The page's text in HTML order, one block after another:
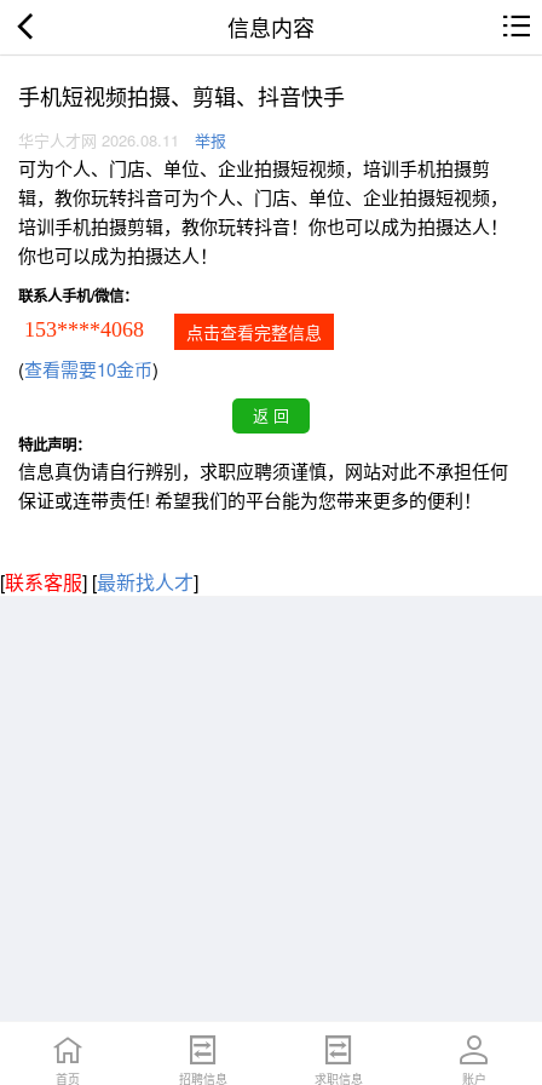
信息内容
手机短视频拍摄、剪辑、抖音快手
华宁人才网 2026.08.11 举报
可为个人、门店、单位、企业拍摄短视频，培训手机拍摄剪
辑，教你玩转抖音可为个人、门店、单位、企业拍摄短视频，
培训手机拍摄剪辑，教你玩转抖音！你也可以成为拍摄达人！
你也可以成为拍摄达人！
联系人手机/微信：
153****4068 点击查看完整信息
(查看需要10金币)
特此声明：
信息真伪请自行辨别，求职应聘须谨慎，网站对此不承担任何
保证或连带责任! 希望我们的平台能为您带来更多的便利！
[联系客服] [最新找人才]
首页 招聘信息 求职信息 账户